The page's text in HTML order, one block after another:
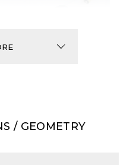
/ GEOMETRY